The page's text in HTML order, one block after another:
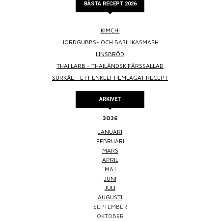
BÄSTA RECEPT 2026
KIMCHI
JORDGUBBS- OCH BASILIKASMASH
LINSBRÖD
THAI LARB - THAILÄNDSK FÄRSSALLAD
SURKÅL – ETT ENKELT HEMLAGAT RECEPT
ARKIVET
2026
JANUARI
FEBRUARI
MARS
APRIL
MAJ
JUNI
JULI
AUGUSTI
SEPTEMBER
OKTOBER